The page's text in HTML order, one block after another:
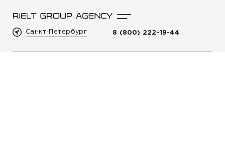
Санкт-Петербург 8 (800) 222-19-44